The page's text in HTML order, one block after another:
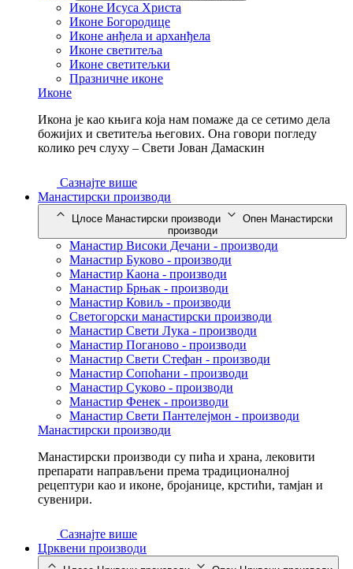
Иконе Исуса Христа
Иконе Богородице
Иконе анђела и арханђела
Иконе светитеља
Иконе светитељки
Празничне иконе
Иконе
Икона је као књига која нам помаже да се сетимо дела
божијих и светитеља његових. Она говори погледу
колико реч слуху – Свети Јован Дамаскин
Сазнајте више
Манастирски производи
Цлосе Манастирски производи
Опен Манастирски
производи
Манастир Високи Дечани - производи
Манастир Буково - производи
Манастир Каона - производи
Манастир Брњак - производи
Манастир Ковиљ - производи
Светогорски манастирски производи
Манастир Свети Лука - производи
Манастир Поганово - производи
Манастир Свети Стефан - производи
Манастир Сопоћани - производи
Манастир Суково - производи
Манастир Фенек - производи
Манастир Свети Пантелејмон - производи
Манастирски производи
Манастирски производи су пића и храна, лековити
препарати направљени према традиционалној
рецептури као и иконе, бројанице, крстићи, тамјан и
сувенири.
Сазнајте више
Црквени производи